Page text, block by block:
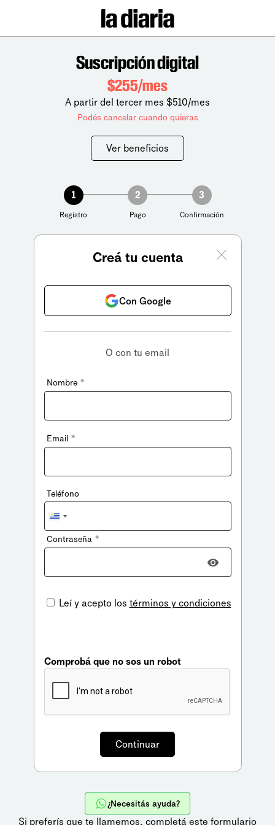
Suscripción digital
$255/mes
A partir del tercer mes $510/mes
Podés cancelar cuando quieras
Ver beneficios
1
Registro
2
Pago
3
Confirmación
Creá tu cuenta
Con Google
O con tu email
Nombre *
Email *
Teléfono
Uruguay
+598
Contraseña *
Leí y acepto los términos y condiciones
Comprobá que no sos un robot
¿Necesitás ayuda?
Si preferís que te llamemos, completá este formulario